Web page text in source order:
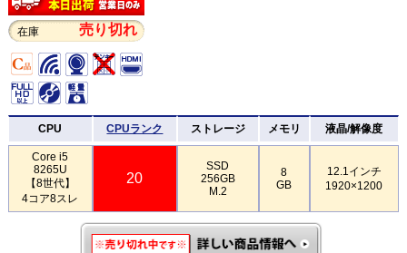
在庫 売り切れ
CPU CPUランク ストレージ メモリ 液晶/解像度
Core i5
8265U
【8世代】
4コア8スレ
20
SSD
256GB
M.2
8
GB
12.1インチ
1920×1200